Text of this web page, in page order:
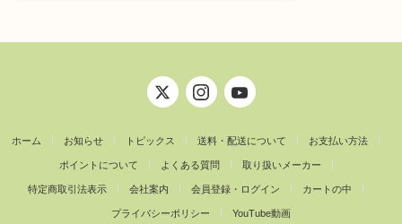
ホーム お知らせ トピックス 送料・配送について お支払い方法
ポイントについて よくある質問 取り扱いメーカー
特定商取引法表示 会社案内 会員登録・ログイン カートの中
プライバシーポリシー YouTube動画